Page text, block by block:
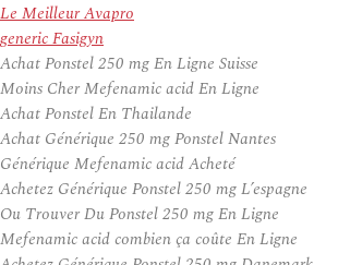
Le Meilleur Avapro
generic Fasigyn
Achat Ponstel 250 mg En Ligne Suisse
Moins Cher Mefenamic acid En Ligne
Achat Ponstel En Thailande
Achat Générique 250 mg Ponstel Nantes
Générique Mefenamic acid Acheté
Achetez Générique Ponstel 250 mg L’espagne
Ou Trouver Du Ponstel 250 mg En Ligne
Mefenamic acid combien ça coûte En Ligne